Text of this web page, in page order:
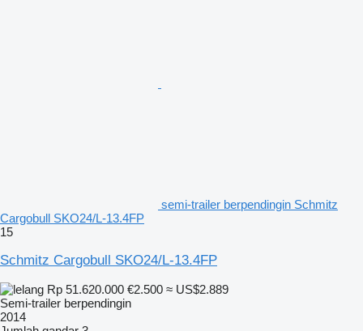
semi-trailer berpendingin Schmitz
Cargobull SKO24/L-13.4FP
15
Schmitz Cargobull SKO24/L-13.4FP
Rp 51.620.000 €2.500 ≈ US$2.889
Semi-trailer berpendingin
2014